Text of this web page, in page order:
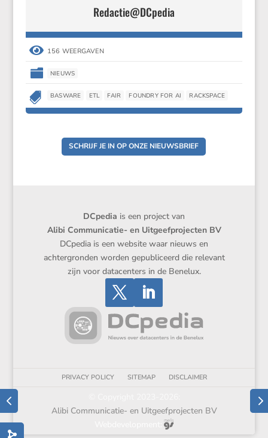
Redactie@DCpedia
 156 WEERGAVEN
 NIEUWS
 BASWARE ETL FAIR FOUNDRY FOR AI RACKSPACE
SCHRIJF JE IN OP ONZE NIEUWSBRIEF
DCpedia is een project van
Alibi Communicatie- en Uitgeefprojecten BV
DCpedia is een website waar nieuws en
achtergronden worden gepubliceerd die relevant
zijn voor datacenters in de Benelux.
PRIVACY POLICY SITEMAP DISCLAIMER
Alibi Communicatie- en Uitgeefprojecten BV